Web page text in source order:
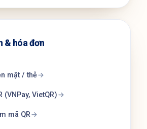
& hóa đơn
mặt / thẻ
(VNPay, VietQR)
mã QR